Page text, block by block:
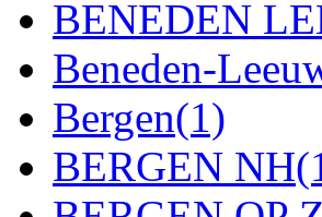
BENEDEN
Beneden-
Bergen(1)
BERGEN NH